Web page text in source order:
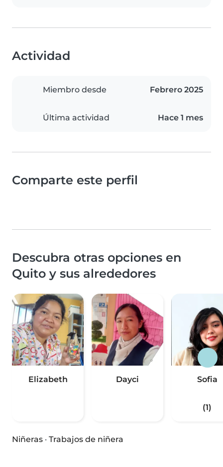
Actividad
Miembro desde Febrero 2025
Última actividad Hace 1 mes
Comparte este perfil
Descubra otras opciones en
Quito y sus alrededores
Elizabeth Dayci Sofia
(1)
Niñeras · Trabajos de niñera